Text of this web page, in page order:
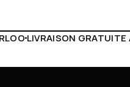
À PARTIR DE 150€LIVE